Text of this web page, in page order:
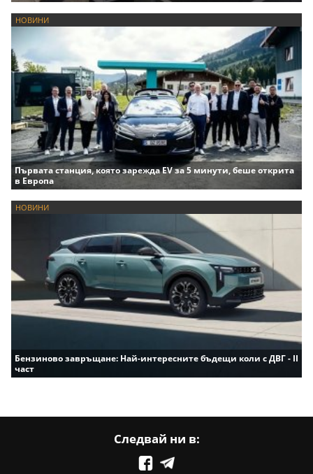
НОВИНИ
Първата станция, която зарежда EV за 5 минути, беше открита
в Европа
НОВИНИ
Бензиново завръщане: Най-интересните бъдещи коли с ДВГ - II
част
Следвай ни в: